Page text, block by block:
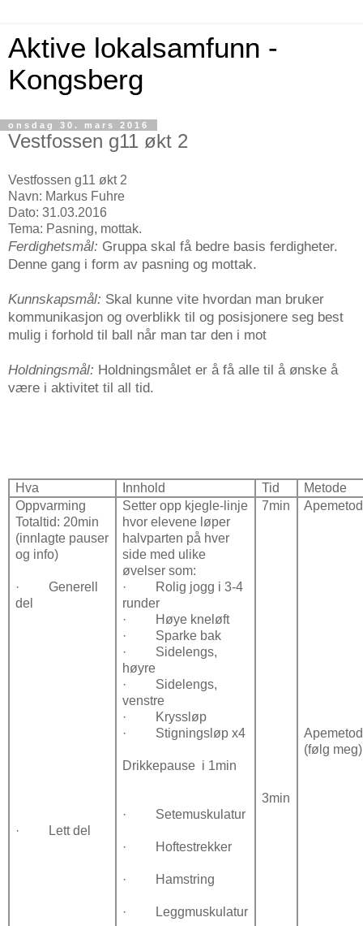
Aktive lokalsamfunn -
Kongsberg
onsdag 30. mars 2016
Vestfossen g11 økt 2
Vestfossen g11 økt 2
Navn: Markus Fuhre
Dato: 31.03.2016
Tema: Pasning, mottak.
Ferdighetsmål: Gruppa skal få bedre basis ferdigheter.
Denne gang i form av pasning og mottak.
Kunnskapsmål: Skal kunne vite hvordan man bruker
kommunikasjon og overblikk til og posisjonere seg best
mulig i forhold til ball når man tar den i mot
Holdningsmål: Holdningsmålet er å få alle til å ønske å
være i aktivitet til all tid.
Hva Innhold Tid
Metode
Oppvarming
Totaltid: 20min
(innlagte pauser
og info)
·Generell
del
· Lett del
Setter opp kjegle-linje
hvor elevene løper
halvparten på hver
side med ulike
øvelser som:
·
Rolig jogg i 3-4
runder
·
Høye kneløft
· Sparke bak
· Sidelengs,
høyre
· Sidelengs,
venstre
·
Kryssløp
· Stigningsløp x4
Drikkepause i 1min
· Setemuskulatur
· Hoftestrekker
· Hamstring
· Leggmuskulatur
7min
3min
(følg meg)